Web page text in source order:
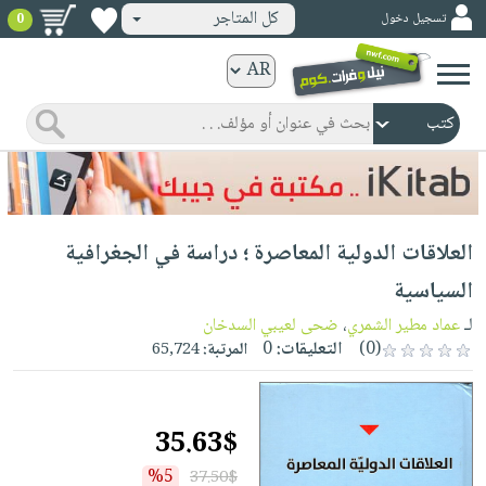
ورقية
المواضيع
صدر
حديثاً
الأكثر
مبيعاً
جوائز
شحن
مخفض
عروض
مشوقة
كتب
الكترونية
الرئيسية
صدر
حديثاً
الأكثر
مبيعاً
مجانية
صوتية
الصفحة
الرئيسية
حدود
أطفال
الصفحةوسائل
تسجيل دخول كل المتاجر 0
العلاقات الدولية المعاصرة ؛ دراسة في الجغرافية
السياسية
لـعماد مطير الشمري، ضحى لعيبي السدخان
(0)
التعليقات:0 المرتبة:65,724
35.63$
37.50$
%5